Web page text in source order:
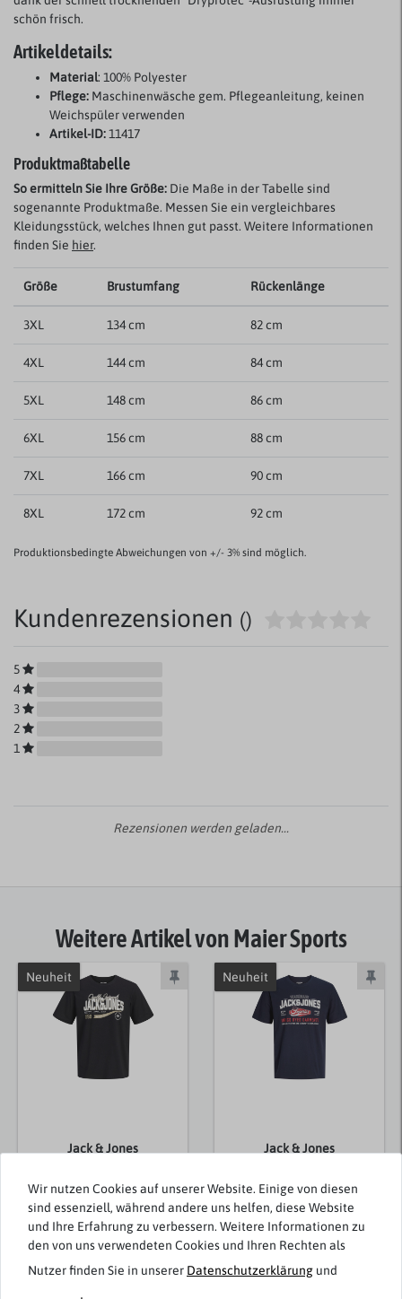
schön frisch.
Artikeldetails:
Material: 100% Polyester
Pflege: Maschinenwäsche gem. Pflegeanleitung, keinen
Weichspüler verwenden
Artikel-ID:11417
Produktmaßtabelle
So ermitteln Sie Ihre Größe: Die Maße in der Tabelle sind
sogenannte Produktmaße. Messen Sie ein vergleichbares
Kleidungsstück, welches Ihnen gut passt. Weitere Informationen
finden Sie hier.
Größe Brustumfang Rückenlänge
3XL 134 cm 82 cm
4XL 144 cm 84 cm
5XL 148 cm 86 cm
6XL 156 cm 88 cm
7XL 166 cm 90 cm
8XL 172 cm 92 cm
Produktionsbedingte Abweichungen von +/- 3% sind möglich.
Kundenrezensionen ()
5
4
3
2
1
Rezensionen werden geladen...
Weitere Artikel von Maier Sports
Neuheit
Jack & Jones
schwarz JJELOGO
17,99 € *
Neuheit
Jack & Jones
dunkelblau JJELOGO
17,99 € *
Wir nutzen Cookies auf unserer Website. Einige von diesen
sind essenziell, während andere uns helfen, diese Website
und Ihre Erfahrung zu verbessern. Weitere Informationen zu
den von uns verwendeten Cookies und Ihren Rechten als
Nutzer finden Sie in unserer Daten­schutz­erklärung und